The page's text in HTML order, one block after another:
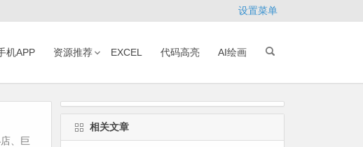
设置菜单
机APP 资源推荐 EXCEL 代码高亮 AI绘画
、巨
相关文章